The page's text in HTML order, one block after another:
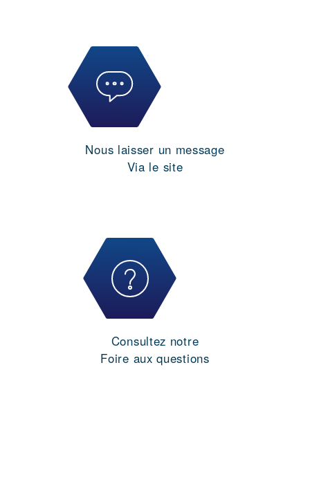
Nous laisser un message
Via le site
Consultez notre
Foire aux questions